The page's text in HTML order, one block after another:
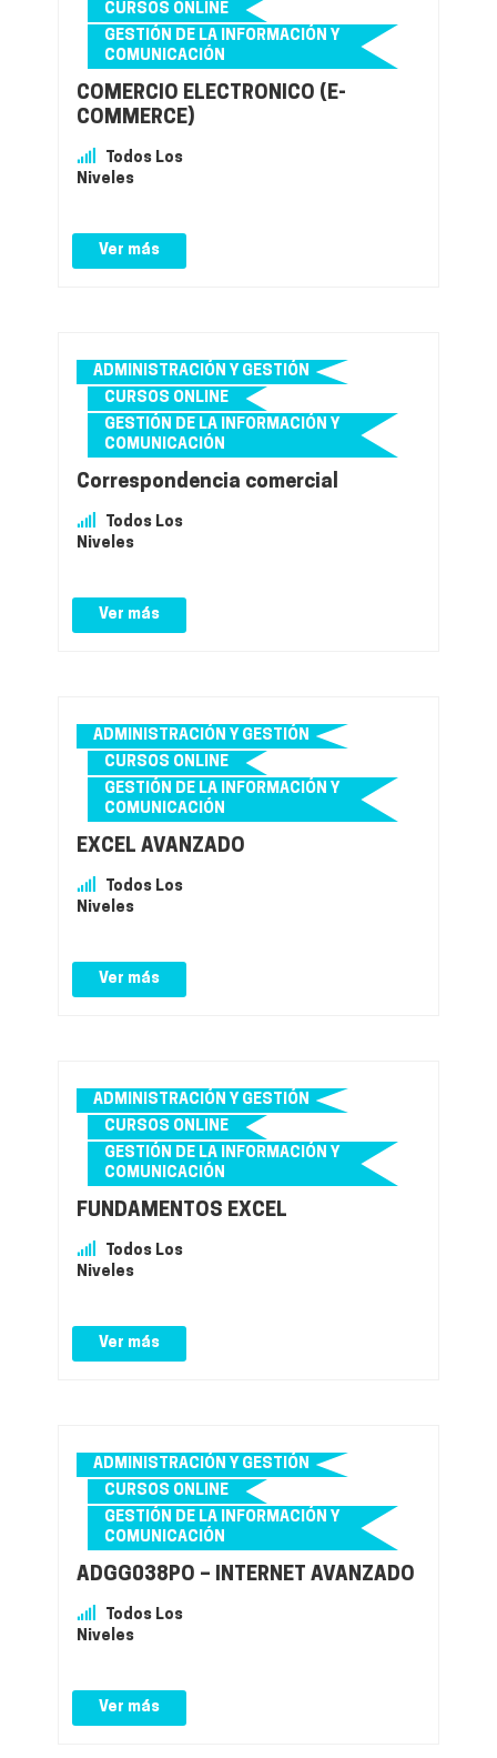
CURSOS ONLINE
GESTIÓN DE LA INFORMACIÓN Y
COMUNICACIÓN
COMERCIO ELECTRÓNICO (E-
COMMERCE)
Todos Los
Niveles
Ver más
ADMINISTRACIÓN Y GESTIÓN
CURSOS ONLINE
GESTIÓN DE LA INFORMACIÓN Y
COMUNICACIÓN
Correspondencia comercial
Todos Los
Niveles
Ver más
ADMINISTRACIÓN Y GESTIÓN
CURSOS ONLINE
GESTIÓN DE LA INFORMACIÓN Y
COMUNICACIÓN
EXCEL AVANZADO
Todos Los
Niveles
Ver más
ADMINISTRACIÓN Y GESTIÓN
CURSOS ONLINE
GESTIÓN DE LA INFORMACIÓN Y
COMUNICACIÓN
FUNDAMENTOS EXCEL
Todos Los
Niveles
Ver más
ADMINISTRACIÓN Y GESTIÓN
CURSOS ONLINE
GESTIÓN DE LA INFORMACIÓN Y
COMUNICACIÓN
ADGG038PO – INTERNET AVANZADO
Todos Los
Niveles
Ver más